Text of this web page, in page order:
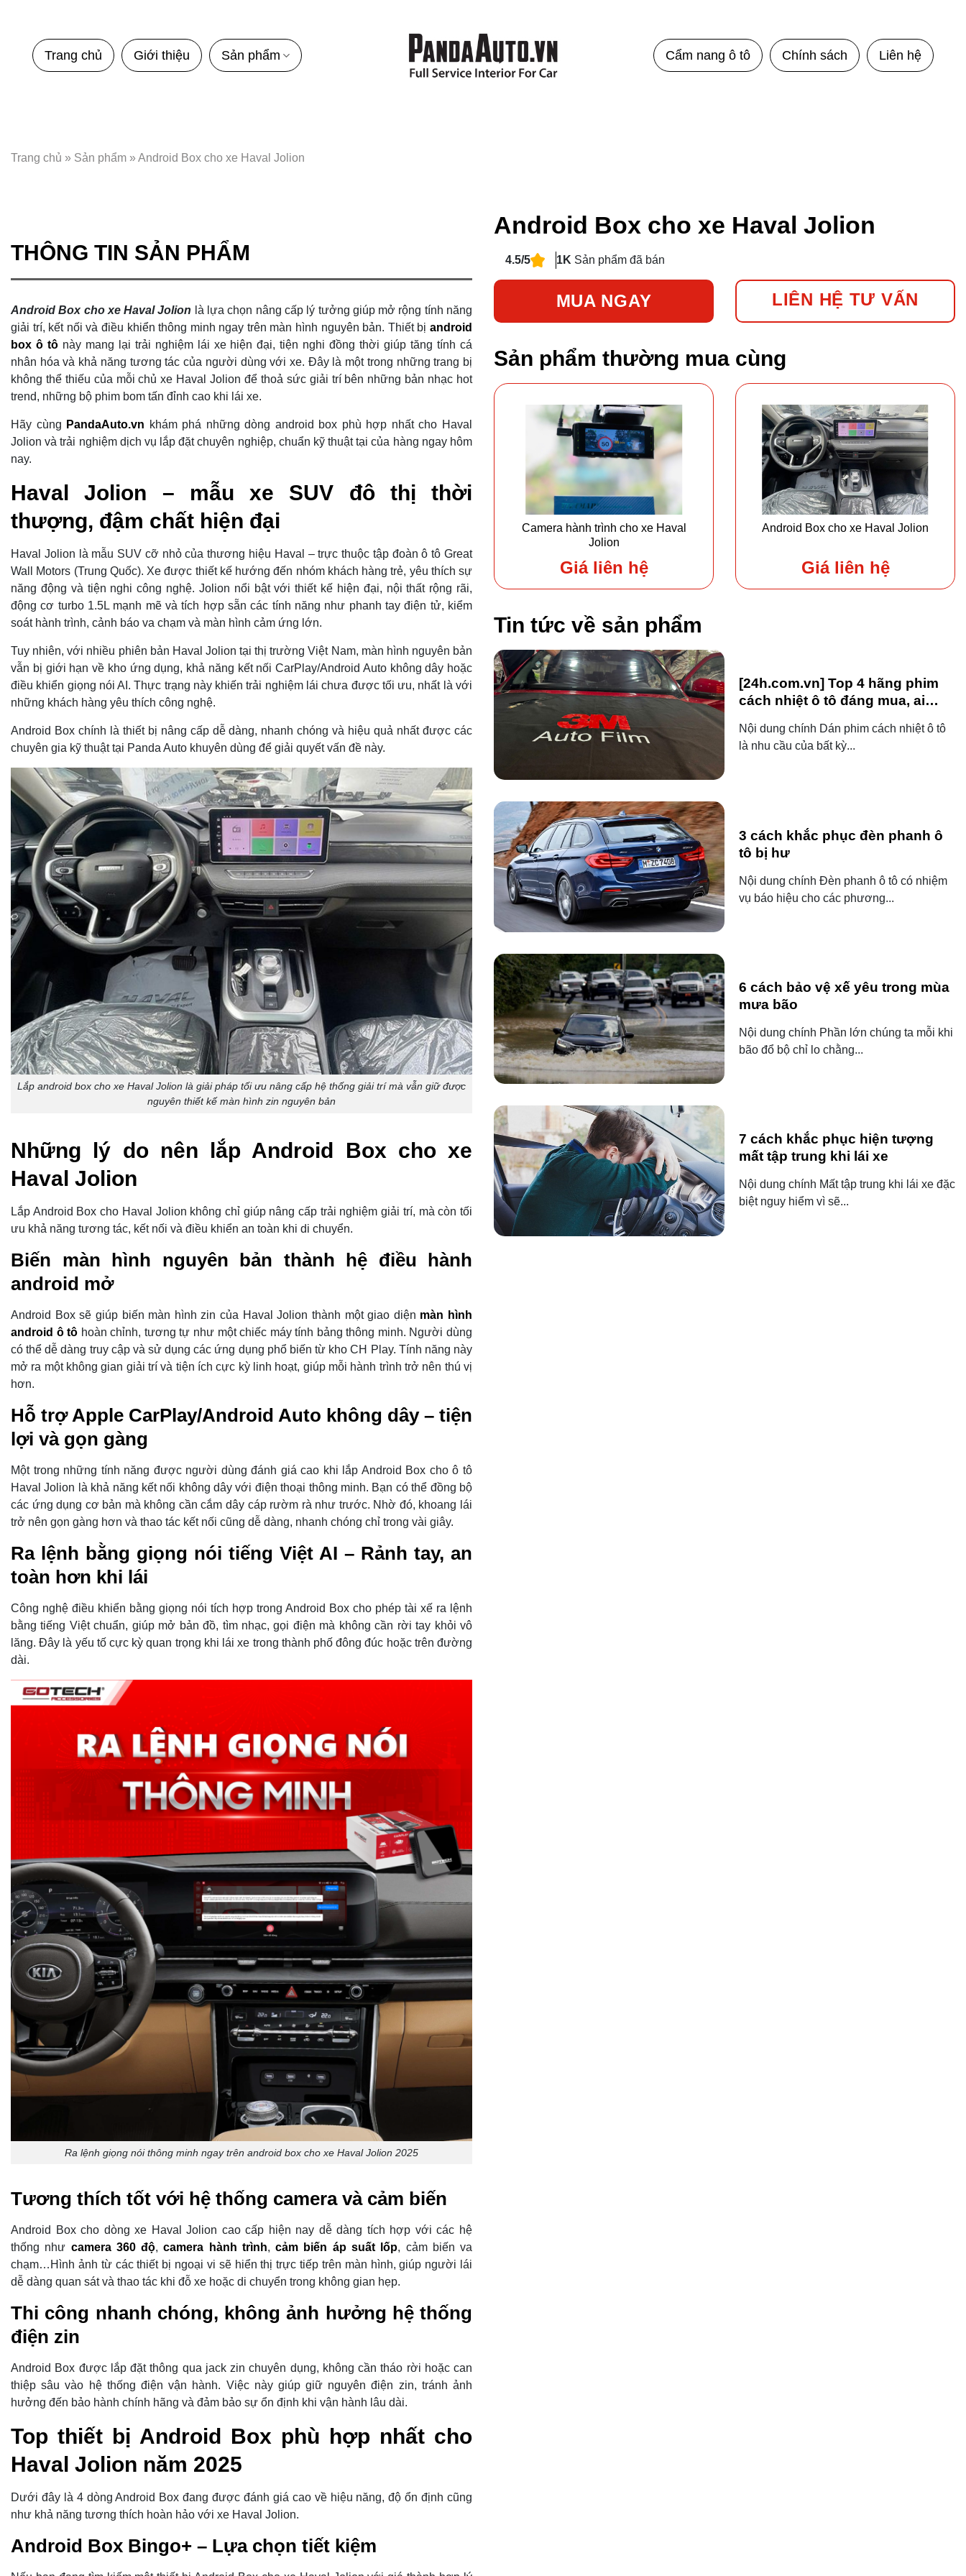
Trang chủ Giới thiệu Sản phẩm Cẩm nang ô tô Chính sách Liên hệ
Trang chủ » Sản phẩm »Android Box cho xe Haval Jolion
THÔNG TIN SẢN PHẨM
Android Box cho xe Haval Jolion là lựa chọn nâng cấp lý tưởng giúp mở rộng tính năng
giải trí, kết nối và điều khiển thông minh ngay trên màn hình nguyên bản. Thiết bị android
box ô tônày mang lại trải nghiệm lái xe hiện đại, tiện nghi đồng thời giúp tăng tính cá
nhân hóa và khả năng tương tác của người dùng với xe. Đây là một trong những trang bị
không thể thiếu của mỗi chủ xe Haval Jolion để thoả sức giải trí bên những bản nhạc hot
trend, những bộ phim bom tấn đỉnh cao khi lái xe.
Hãy cùng PandaAuto.vn khám phá những dòng android box phù hợp nhất cho Haval
Jolion và trải nghiệm dịch vụ lắp đặt chuyên nghiệp, chuẩn kỹ thuật tại của hàng ngay hôm
nay.
Haval Jolion – mẫu xe SUV đô thị thời
thượng, đậm chất hiện đại
Haval Jolion là mẫu SUV cỡ nhỏ của thương hiệu Haval – trực thuộc tập đoàn ô tô Great
Wall Motors (Trung Quốc). Xe được thiết kế hướng đến nhóm khách hàng trẻ, yêu thích sự
năng động và tiện nghi công nghệ. Jolion nổi bật với thiết kế hiện đại, nội thất rộng rãi,
động cơ turbo 1.5L mạnh mẽ và tích hợp sẵn các tính năng như phanh tay điện tử, kiểm
soát hành trình, cảnh báo va chạm và màn hình cảm ứng lớn.
Tuy nhiên, với nhiều phiên bản Haval Jolion tại thị trường Việt Nam, màn hình nguyên bản
vẫn bị giới hạn về kho ứng dụng, khả năng kết nối CarPlay/Android Auto không dây hoặc
điều khiển giọng nói AI. Thực trạng này khiến trải nghiệm lái chưa được tối ưu, nhất là với
những khách hàng yêu thích công nghệ.
Android Box chính là thiết bị nâng cấp dễ dàng, nhanh chóng và hiệu quả nhất được các
chuyên gia kỹ thuật tại Panda Auto khuyên dùng để giải quyết vấn đề này.
Lắp android box cho xe Haval Jolion là giải pháp tối ưu nâng cấp hệ thống giải trí mà vẫn giữ được
nguyên thiết kế màn hình zin nguyên bản
Những lý do nên lắp Android Box cho xe
Haval Jolion
Lắp Android Box cho Haval Jolion không chỉ giúp nâng cấp trải nghiệm giải trí, mà còn tối
ưu khả năng tương tác, kết nối và điều khiển an toàn khi di chuyển.
Biến màn hình nguyên bản thành hệ điều hành
android mở
Android Box sẽ giúp biến màn hình zin của Haval Jolion thành một giao diện màn hình
android ô tô hoàn chỉnh, tương tự như một chiếc máy tính bảng thông minh. Người dùng
có thể dễ dàng truy cập và sử dụng các ứng dụng phổ biến từ kho CH Play. Tính năng này
mở ra một không gian giải trí và tiện ích cực kỳ linh hoạt, giúp mỗi hành trình trở nên thú vị
hơn.
Hỗ trợ Apple CarPlay/Android Auto không dây – tiện
lợi và gọn gàng
Một trong những tính năng được người dùng đánh giá cao khi lắp Android Box cho ô tô
Haval Jolion là khả năng kết nối không dây với điện thoại thông minh. Bạn có thể đồng bộ
các ứng dụng cơ bản mà không cần cắm dây cáp rườm rà như trước. Nhờ đó, khoang lái
trở nên gọn gàng hơn và thao tác kết nối cũng dễ dàng, nhanh chóng chỉ trong vài giây.
Ra lệnh bằng giọng nói tiếng Việt AI – Rảnh tay, an
toàn hơn khi lái
Công nghệ điều khiển bằng giọng nói tích hợp trong Android Box cho phép tài xế ra lệnh
bằng tiếng Việt chuẩn, giúp mở bản đồ, tìm nhạc, gọi điện mà không cần rời tay khỏi vô
lăng. Đây là yếu tố cực kỳ quan trọng khi lái xe trong thành phố đông đúc hoặc trên đường
dài.
Ra lệnh giọng nói thông minh ngay trên android box cho xe Haval Jolion 2025
Tương thích tốt với hệ thống camera và cảm biến
Android Box cho dòng xe Haval Jolion cao cấp hiện nay dễ dàng tích hợp với các hệ
thống như camera 360 độ,camera hành trình,cảm biến áp suất lốp, cảm biến va
chạm…Hình ảnh từ các thiết bị ngoại vi sẽ hiển thị trực tiếp trên màn hình, giúp người lái
dễ dàng quan sát và thao tác khi đỗ xe hoặc di chuyển trong không gian hẹp.
Thi công nhanh chóng, không ảnh hưởng hệ thống
điện zin
Android Box được lắp đặt thông qua jack zin chuyên dụng, không cần tháo rời hoặc can
thiệp sâu vào hệ thống điện vận hành. Việc này giúp giữ nguyên điện zin, tránh ảnh
hưởng đến bảo hành chính hãng và đảm bảo sự ổn định khi vận hành lâu dài.
Top thiết bị Android Box phù hợp nhất cho
Haval Jolion năm 2025
Dưới đây là 4 dòng Android Box đang được đánh giá cao về hiệu năng, độ ổn định cũng
như khả năng tương thích hoàn hảo với xe Haval Jolion.
Android Box Bingo+ – Lựa chọn tiết kiệm
Android Box cho xe Haval Jolion
4.5/5 1K Sản phẩm đã bán
MUA NGAY LIÊN HỆ TƯ VẤN
Sản phẩm thường mua cùng
Camera hành trình cho xe Haval
Jolion
Giá liên hệ
Android Box cho xe Haval Jolion
Giá liên hệ
Tin tức về sản phẩm
[24h.com.vn] Top 4 hãng phim
cách nhiệt ô tô đáng mua, ai
Nội dung chính Dán phim cách nhiệt ô tô
là nhu cầu của bất kỳ...
3 cách khắc phục đèn phanh ô
tô bị hư
Nội dung chính Đèn phanh ô tô có nhiệm
vụ báo hiệu cho các phương...
6 cách bảo vệ xế yêu trong mùa
mưa bão
Nội dung chính Phần lớn chúng ta mỗi khi
bão đổ bộ chỉ lo chằng...
7 cách khắc phục hiện tượng
mất tập trung khi lái xe
Nội dung chính Mất tập trung khi lái xe đặc
biệt nguy hiểm vì sẽ...